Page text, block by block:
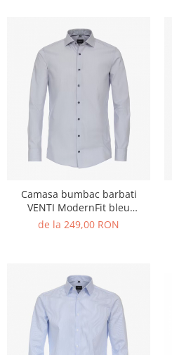
Camasa bumbac barbati
VENTI ModernFit bleu
dungulite
de la 249,00 RON